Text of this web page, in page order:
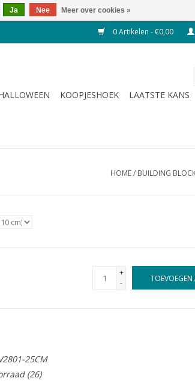
0 Artikelen - €0,00
KOOPJESHOEK LAATSTE KANS
HOME/ BUILDING
+
-
25CM
(26)
Ja Nee Meer over cookies »